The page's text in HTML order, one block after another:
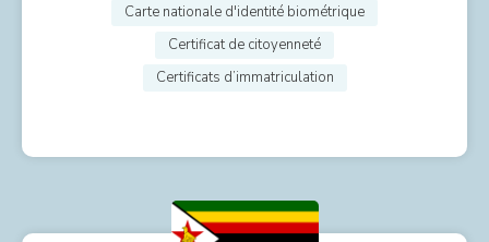
Carte nationale d'identité biométrique
Certificat de citoyenneté
Certificats d’immatriculation